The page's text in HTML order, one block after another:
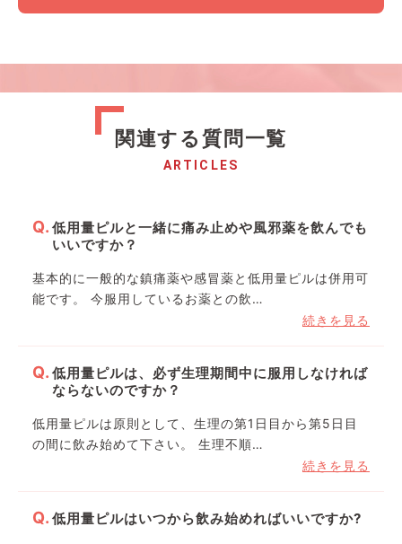
関連する質問一覧
ARTICLES
低用量ピルと一緒に痛み止めや風邪薬を飲んでも
いいですか？
基本的に一般的な鎮痛薬や感冒薬と低用量ピルは併用可
能です。 今服用しているお薬との飲…
続きを見る
低用量ピルは、必ず生理期間中に服用しなければ
ならないのですか？
低用量ピルは原則として、生理の第1日目から第5日目
の間に飲み始めて下さい。 生理不順…
続きを見る
低用量ピルはいつから飲み始めればいいですか?